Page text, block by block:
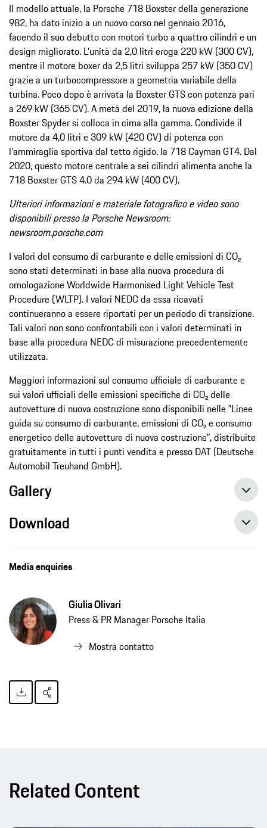
Il modello attuale, la Porsche 718 Boxster della generazione
982, ha dato inizio a un nuovo corso nel gennaio 2016,
facendo il suo debutto con motori turbo a quattro cilindri e un
design migliorato. L'unità da 2,0 litri eroga 220 kW (300 CV),
mentre il motore boxer da 2,5 litri sviluppa 257 kW (350 CV)
grazie a un turbocompressore a geometria variabile della
turbina. Poco dopo è arrivata la Boxster GTS con potenza pari
a 269 kW (365 CV). A metà del 2019, la nuova edizione della
Boxster Spyder si colloca in cima alla gamma. Condivide il
motore da 4,0 litri e 309 kW (420 CV) di potenza con
l'ammiraglia sportiva dal tetto rigido, la 718 Cayman GT4. Dal
2020, questo motore centrale a sei cilindri alimenta anche la
718 Boxster GTS 4.0 da 294 kW (400 CV).
Ulteriori informazioni e materiale fotografico e video sono
disponibili presso la Porsche Newsroom:
newsroom.porsche.com
I valori del consumo di carburante e delle emissioni di CO₂
sono stati determinati in base alla nuova procedura di
omologazione Worldwide Harmonised Light Vehicle Test
Procedure (WLTP). I valori NEDC da essa ricavati
continueranno a essere riportati per un periodo di transizione.
Tali valori non sono confrontabili con i valori determinati in
base alla procedura NEDC di misurazione precedentemente
utilizzata.
Maggiori informazioni sul consumo ufficiale di carburante e
sui valori ufficiali delle emissioni specifiche di CO₂ delle
autovetture di nuova costruzione sono disponibili nelle ‟Linee
guida su consumo di carburante, emissioni di CO₂ e consumo
energetico delle autovetture di nuova costruzione”, distribuite
gratuitamente in tutti i punti vendita e presso DAT (Deutsche
Automobil Treuhand GmbH).
Gallery
Download
Media enquiries
Giulia Olivari
Press & PR Manager Porsche Italia
Mostra contatto
Related Content